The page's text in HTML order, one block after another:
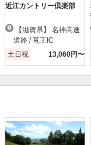
近江カントリー倶楽部
道路 / 竜王IC
土日祝
13,060円〜